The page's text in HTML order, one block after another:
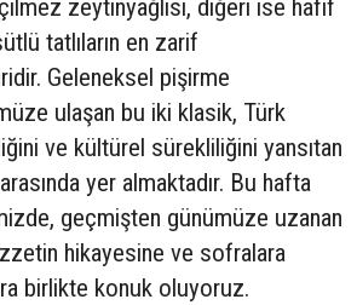
zeytinyağlısı, diğeri ise hafif
tatlıların en zarif
Geleneksel pişirme
ulaşan bu iki klasik, Türk
ve kültürel sürekliliğini yansıtan
yer almaktadır. Bu hafta
geçmişten günümüze uzanan
hikayesine ve sofralara
birlikte konuk oluyoruz.